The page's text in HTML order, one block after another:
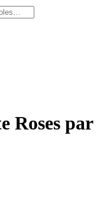
Roses par